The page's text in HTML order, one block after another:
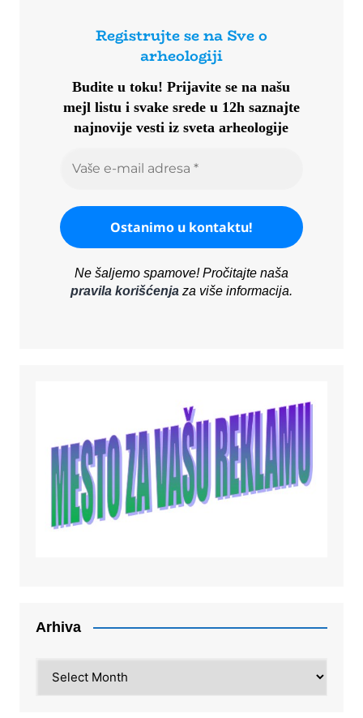
Registrujte se na Sve o
arheologiji
Budite u toku!Prijavite se na našu
mejl listu i svake srede u 12h saznajte
najnovije vesti iz sveta arheologije
Ne šaljemo spamove! Pročitajte naša
pravila korišćenjaza više informacija.
Arhiva